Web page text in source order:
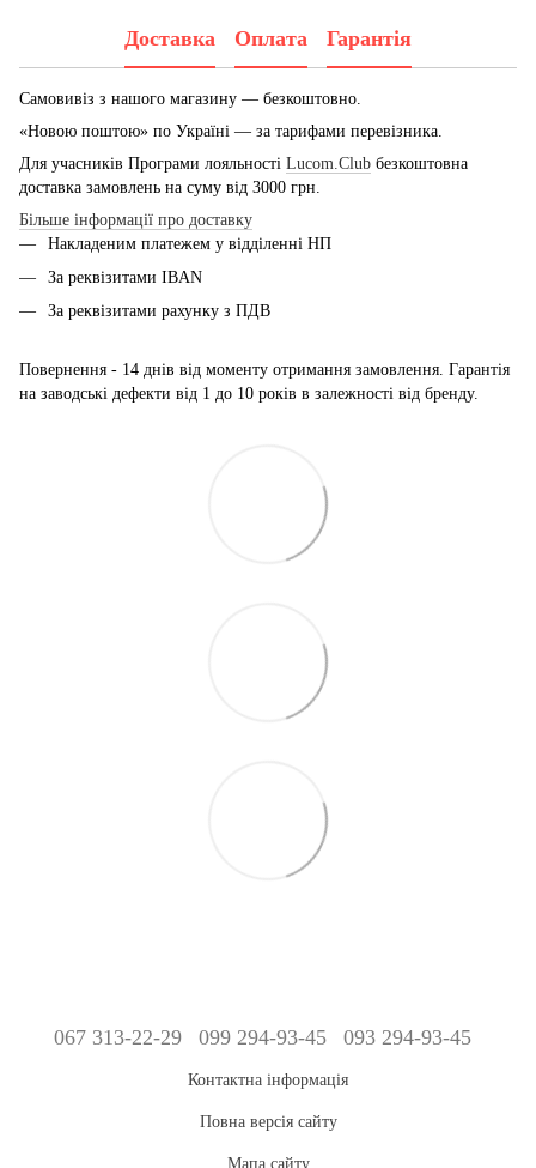
Доставка Оплата Гарантія
Самовивіз з нашого магазину — безкоштовно.
«Новою поштою» по Україні — за тарифами перевізника.
Для учасників Програми лояльності Lucom.Club безкоштовна
доставка замовлень на суму від 3000 грн.
Більше інформації про доставку
Накладеним платежем у відділенні НП
За реквізитами IBAN
За реквізитами рахунку з ПДВ
Повернення - 14 днів від моменту отримання замовлення. Гарантія
на заводські дефекти від 1 до 10 років в залежності від бренду.
067 313-22-29 099 294-93-45 093 294-93-45
Контактна інформація
Повна версія сайту
Мапа сайту